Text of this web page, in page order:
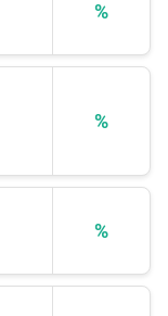
%
%
%